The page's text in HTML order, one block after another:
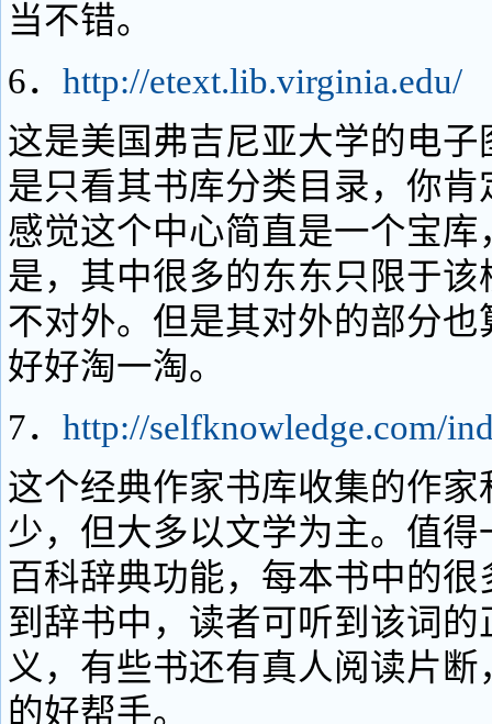
当不错。
6． http://etext.lib.virginia.edu/
这是美国弗吉尼亚大学的电
是只看其书库分类目录，你
感觉这个中心简直是一个宝库
是，其中很多的东东只限于
不对外。但是其对外的部分
好好淘一淘。
7． http://selfknowledge.com/
这个经典作家书库收集的作家
少，但大多以文学为主。值
百科辞典功能，每本书中的
到辞书中，读者可听到该词
义，有些书还有真人阅读片
的好帮手。